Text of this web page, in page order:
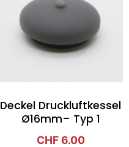
Deckel Druckluftkessel
Ø16mm– Typ 1
CHF6.00